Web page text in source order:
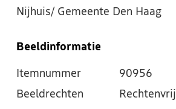
Nijhuis/ Gemeente Den Haag
Beeldinformatie
Itemnummer
90956
Beeldrechten
Rechtenvrij